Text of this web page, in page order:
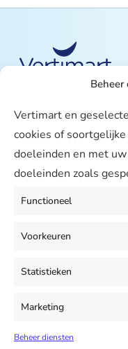
Beheer
Vertimart en
cookies of
doeleinden en met
doeleinden zoals
Functioneel
Voorkeuren
Statistieken
Marketing
Beheer diensten
Vertimart
Werken bij
Agenda
Support
Meekijken
Mijn Vertimart
+31 299 621370